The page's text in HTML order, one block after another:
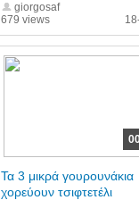
679 views
giorgosaf
Τα 3 μικρά γουρουνάκια
χορεύουν τσιφτετέλι